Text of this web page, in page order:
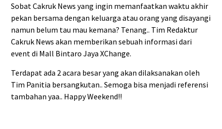
Sobat Cakruk News yang ingin memanfaatkan waktu akhir
pekan bersama dengan keluarga atau orang yang disayangi
namun belum tau mau kemana? Tenang.. Tim Redaktur
Cakruk News akan memberikan sebuah informasi dari
event di Mall Bintaro Jaya XChange.
Terdapat ada 2 acara besar yang akan dilaksanakan oleh
Tim Panitia bersangkutan.. Semoga bisa menjadi referensi
tambahan yaa.. Happy Weekend!!